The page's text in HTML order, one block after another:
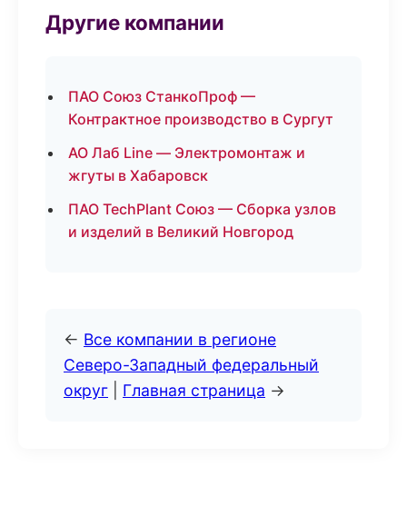
Другие компании
ПАО Союз СтанкоПроф —
Контрактное производство в Сургут
АО Лаб Line — Электромонтаж и
жгуты в Хабаровск
ПАО TechPlant Союз — Сборка узлов
и изделий в Великий Новгород
← Все компании в регионе
Северо-Западный федеральный
округ
Главная страница →